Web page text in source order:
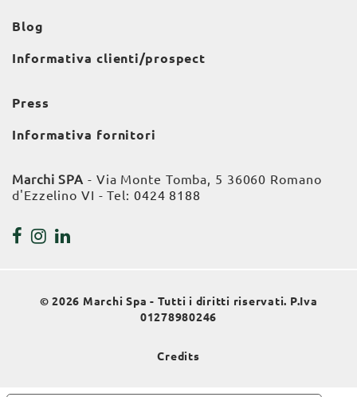
Blog
Informativa clienti/prospect
Press
Informativa fornitori
Marchi SPA - Via Monte Tomba, 5 36060 Romano
d'Ezzelino VI - Tel: 0424 8188
© 2026 Marchi Spa - Tutti i diritti riservati. P.Iva
01278980246
Credits